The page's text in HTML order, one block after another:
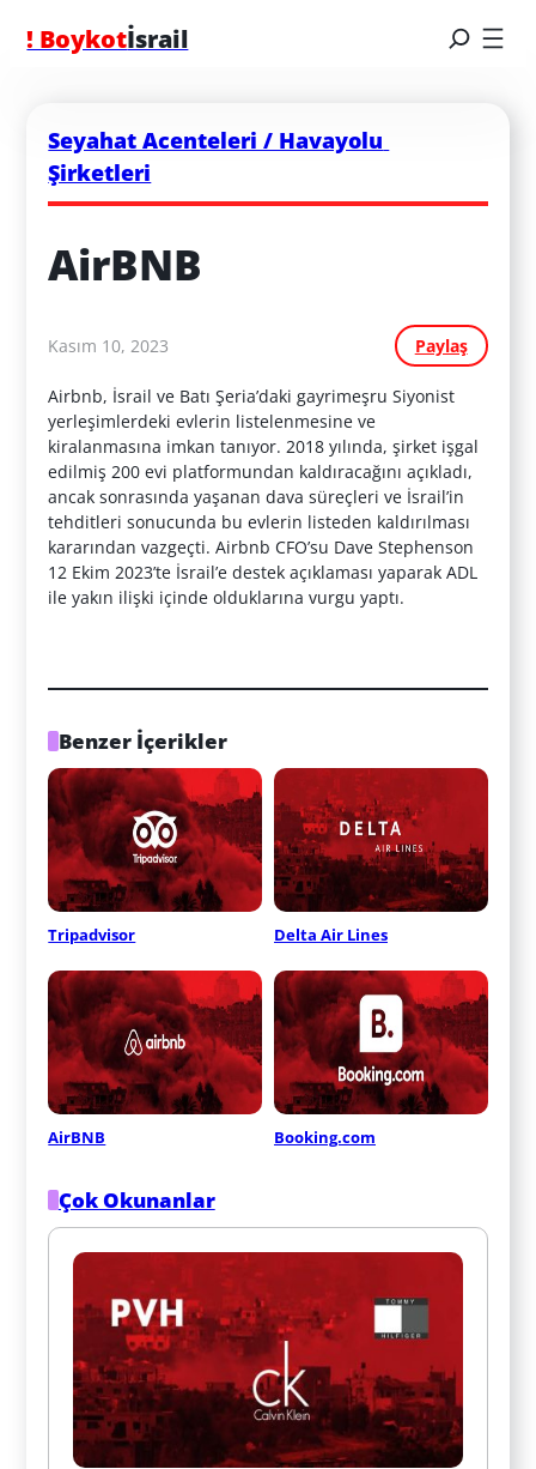
! Boykotİsrail
Seyahat Acenteleri / Havayolu
Şirketleri
AirBNB
Kasım 10, 2023 Paylaş
Airbnb, İsrail ve Batı Şeria’daki gayrimeşru Siyonist
yerleşimlerdeki evlerin listelenmesine ve
kiralanmasına imkan tanıyor. 2018 yılında, şirket işgal
edilmiş 200 evi platformundan kaldıracağını açıkladı,
ancak sonrasında yaşanan dava süreçleri ve İsrail’in
tehditleri sonucunda bu evlerin listeden kaldırılması
kararından vazgeçti. Airbnb CFO’su Dave Stephenson
12 Ekim 2023’te İsrail’e destek açıklaması yaparak ADL
ile yakın ilişki içinde olduklarına vurgu yaptı.
Benzer İçerikler
Tripadvisor Delta Air Lines
AirBNB Booking.com
Çok Okunanlar